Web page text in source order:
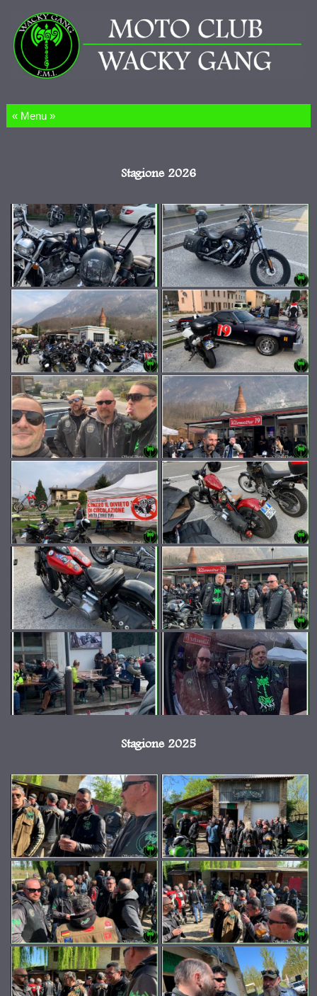
Salta al contenuto
Stagione 2026
Stagione 2025